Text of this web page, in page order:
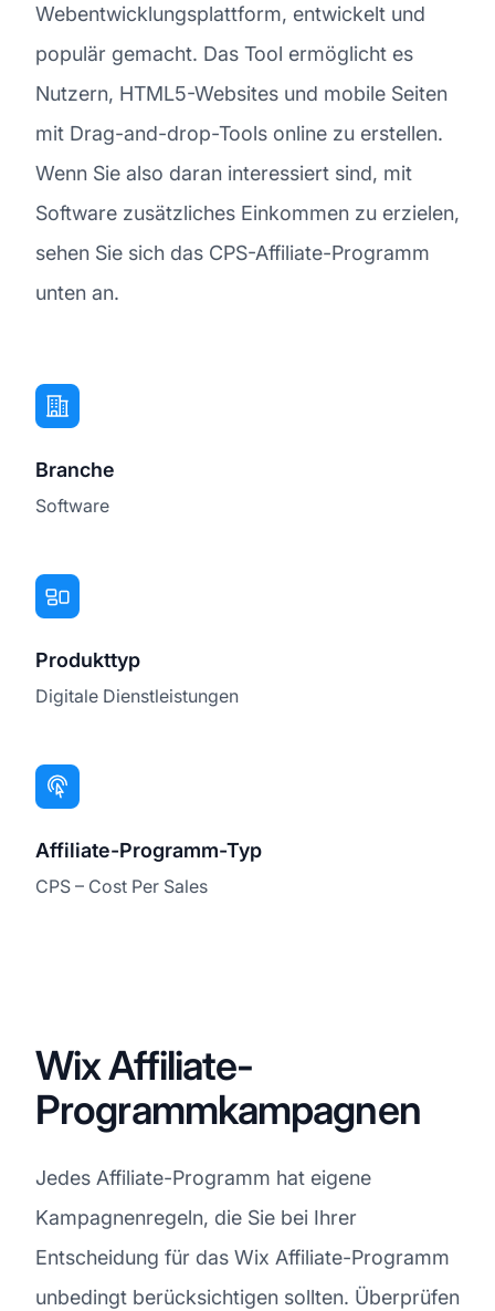
Webentwicklungsplattform, entwickelt und
populär gemacht. Das Tool ermöglicht es
Nutzern, HTML5-Websites und mobile Seiten
mit Drag-and-drop-Tools online zu erstellen.
Wenn Sie also daran interessiert sind, mit
Software zusätzliches Einkommen zu erzielen,
sehen Sie sich das CPS-Affiliate-Programm
unten an.
Branche
Software
Produkttyp
Digitale Dienstleistungen
Affiliate-Programm-Typ
CPS – Cost Per Sales
Wix Affiliate-
Programmkampagnen
Jedes Affiliate-Programm hat eigene
Kampagnenregeln, die Sie bei Ihrer
Entscheidung für das Wix Affiliate-Programm
unbedingt berücksichtigen sollten. Überprüfen